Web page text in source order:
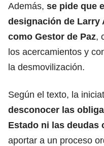
Además, se pide que
designación de Larry
como Gestor de Paz,
los acercamientos y
la desmovilización.
Según el texto, la
desconocer las
Estado ni las deudas
aportar a un proceso